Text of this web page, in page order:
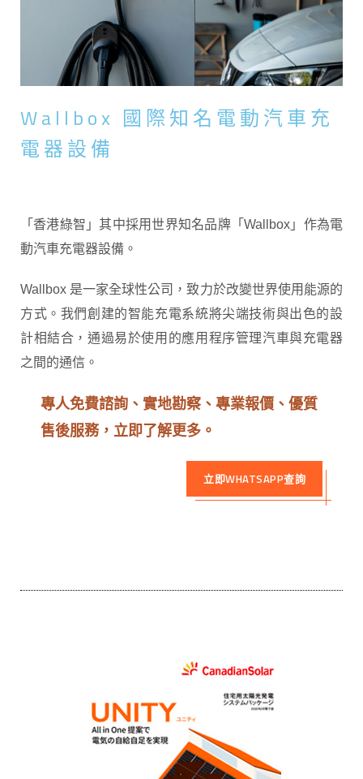
Wallbox 國際知名電動汽車充
電器設備
「香港綠智」其中採用世界知名品牌「Wallbox」作為電
動汽車充電器設備。
Wallbox 是一家全球性公司，致力於改變世界使用能源的
方式。我們創建的智能充電系統將尖端技術與出色的設
計相結合，通過易於使用的應用程序管理汽車與充電器
之間的通信。
專人免費諮詢、實地勘察、專業報價、優質
售後服務，立即了解更多。
立即WHATSAPP查詢